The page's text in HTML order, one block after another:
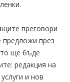
преговори
предложи през
ще бъде
редакция на
и нов